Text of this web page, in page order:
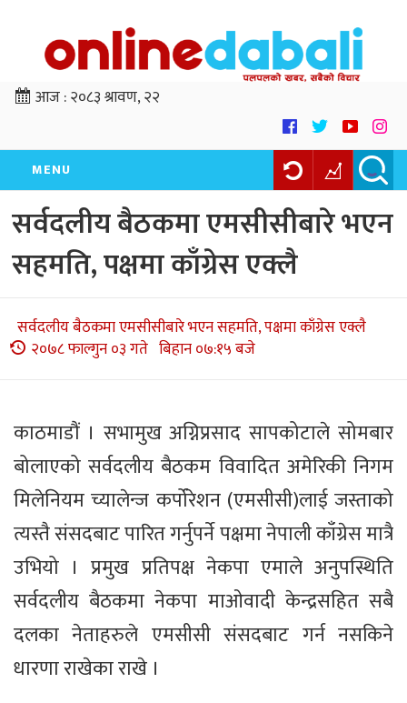
आज :२०८३ श्रावण, २२
MENU
सर्वदलीय बैठकमा एमसीसीबारे भएन
सहमति, पक्षमा काँग्रेस एक्लै
सर्वदलीय बैठकमा एमसीसीबारे भएन सहमति, पक्षमा काँग्रेस एक्लै
२०७८ फाल्गुन ०३ गते बिहान ०७:१५ बजे
काठमाडौं । सभामुख अग्निप्रसाद सापकोटाले सोमबार
बोलाएको सर्वदलीय बैठकम विवादित अमेरिकी निगम
मिलेनियम च्यालेन्ज कर्पोरेशन (एमसीसी)लाई जस्ताको
त्यस्तै संसदबाट पारित गर्नुपर्ने पक्षमा नेपाली काँग्रेस मात्रै
उभियो । प्रमुख प्रतिपक्ष नेकपा एमाले अनुपस्थिति
सर्वदलीय बैठकमा नेकपा माओवादी केन्द्रसहित सबै
दलका नेताहरुले एमसीसी संसदबाट गर्न नसकिने
धारणा राखेका राखे ।